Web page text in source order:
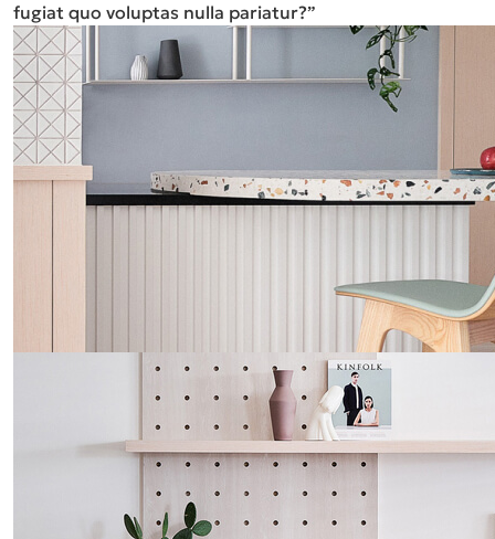
fugiat quo voluptas nulla pariatur?”